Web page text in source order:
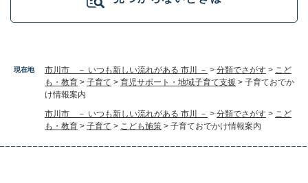
現在地 市川市 － いつも新しい流れがある 市川 － > 分類でさがす > こど
も・教育 > 子育て > 育児サポート・地域子育て支援 > 子育ておでか
け情報案内
市川市 － いつも新しい流れがある 市川 － > 分類でさがす > こど
も・教育 > 子育て > こども施策 > 子育ておでかけ情報案内